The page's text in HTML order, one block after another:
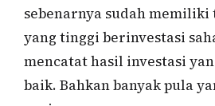
sebenarnya sudah
yang tinggi berinvestasi
mencatat hasil investasi
baik. Bahkan banyak pula